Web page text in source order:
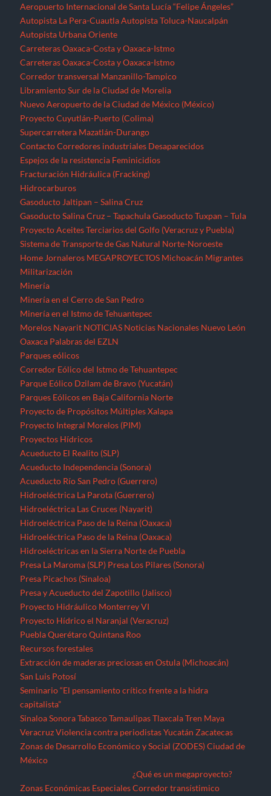
Aeropuerto Internacional de Santa Lucía “Felipe Ángeles”
Autopista La Pera-Cuautla Autopista Toluca-Naucalpán
Autopista Urbana Oriente
Carreteras Oaxaca-Costa y Oaxaca-Istmo
Carreteras Oaxaca-Costa y Oaxaca-Istmo
Corredor transversal Manzanillo-Tampico
Libramiento Sur de la Ciudad de Morelia
Nuevo Aeropuerto de la Ciudad de México (México)
Proyecto Cuyutlán-Puerto (Colima)
Supercarretera Mazatlán-Durango
Contacto Corredores industriales Desaparecidos
Espejos de la resistencia Feminicidios
Fracturación Hidráulica (Fracking)
Hidrocarburos
Gasoducto Jaltipan – Salina Cruz
Gasoducto Salina Cruz – Tapachula Gasoducto Tuxpan – Tula
Proyecto Aceites Terciarios del Golfo (Veracruz y Puebla)
Sistema de Transporte de Gas Natural Norte-Noroeste
Home Jornaleros MEGAPROYECTOS Michoacán Migrantes
Militarización
Minería
Minería en el Cerro de San Pedro
Minería en el Istmo de Tehuantepec
Morelos Nayarit NOTICIAS Noticias Nacionales Nuevo León
Oaxaca Palabras del EZLN
Parques eólicos
Corredor Eólico del Istmo de Tehuantepec
Parque Eólico Dzilam de Bravo (Yucatán)
Parques Eólicos en Baja California Norte
Proyecto de Propósitos Múltiples Xalapa
Proyecto Integral Morelos (PIM)
Proyectos Hídricos
Acueducto El Realito (SLP)
Acueducto Independencia (Sonora)
Acueducto Río San Pedro (Guerrero)
Hidroeléctrica La Parota (Guerrero)
Hidroeléctrica Las Cruces (Nayarit)
Hidroeléctrica Paso de la Reina (Oaxaca)
Hidroeléctrica Paso de la Reina (Oaxaca)
Hidroeléctricas en la Sierra Norte de Puebla
Presa La Maroma (SLP) Presa Los Pilares (Sonora)
Presa Picachos (Sinaloa)
Presa y Acueducto del Zapotillo (Jalisco)
Proyecto Hidráulico Monterrey VI
Proyecto Hídrico el Naranjal (Veracruz)
Puebla Querétaro Quintana Roo
Recursos forestales
Extracción de maderas preciosas en Ostula (Michoacán)
San Luis Potosí
Seminario “El pensamiento crítico frente a la hidra
capitalista”
Sinaloa Sonora Tabasco Tamaulipas Tlaxcala Tren Maya
Veracruz Violencia contra periodistas Yucatán Zacatecas
Zonas de Desarrollo Económico y Social (ZODES) Ciudad de
México
Zonas Económicas Especiales
¿Qué es un megaproyecto?
Corredor transístimico